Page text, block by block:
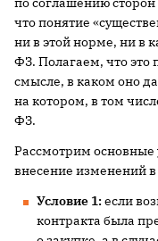
что понятие
ни в этой норме, ни в
ФЗ. Полагаем, что это
смысле, в каком оно
на котором, в том
ФЗ.
Рассмотрим
внесение изменений
Условие 1:если
контракта была